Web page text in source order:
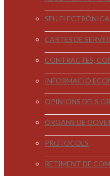
SEU ELECTRÒNICA
CARTES DE
CONTRACTES,
INFORMACIÓ
OPINIONS DELS
ÒRGANS DE
PROTOCOLS
RETIMENT DE